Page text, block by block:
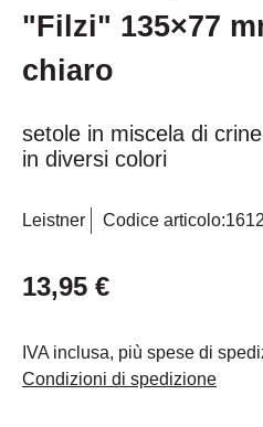
"Filzi" 135×77
chiaro
setole in miscela di
in diversi colori
Leistner Codice articolo:
13,95 €
IVA inclusa, più spese di
Condizioni di spedizione